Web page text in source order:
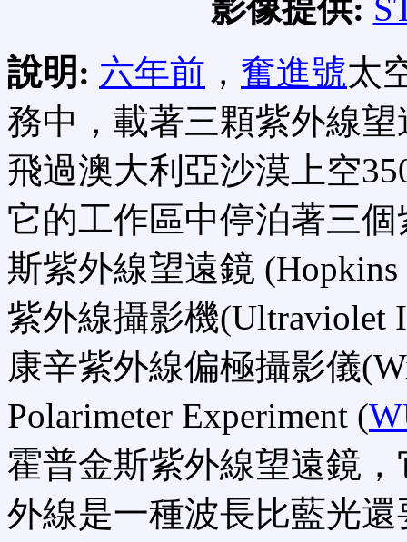
影像提供:
說明: 六年前 ， 奮進號太
務中，載著三顆紫外線
飛過澳大利亞沙漠上空
它的工作區中停泊著三
斯紫外線望遠鏡 (Hopkins
紫外線攝影機(Ultraviolet
康辛紫外線偏極攝影儀
Polarimeter Experiment (
霍普金斯紫外線望遠鏡
外線是一種波長比藍光還